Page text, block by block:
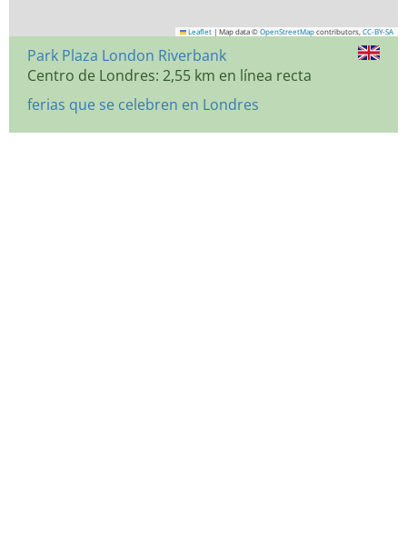
Leaflet | Map data © OpenStreetMap contributors, CC-BY-SA
Park Plaza London Riverbank
Centro de Londres: 2,55 km en línea recta
ferias que se celebren en Londres